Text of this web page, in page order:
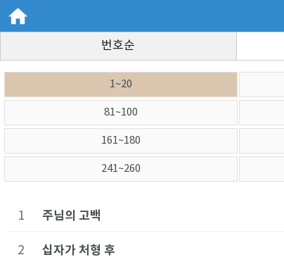
번호순
1~20
81~100
161~180
241~260
1 주님의 고백
2 십자가 처형 후